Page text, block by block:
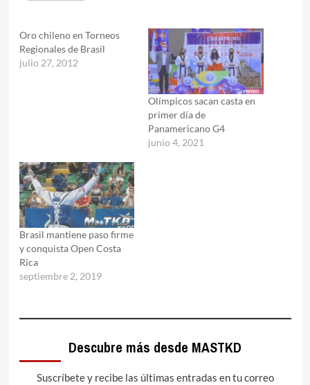
Oro chileno en Torneos
Regionales de Brasil
julio 27, 2012
Olímpicos sacan casta en
primer día de
Panamericano G4
junio 4, 2021
Brasil mantiene paso firme
y conquista Open Costa
Rica
septiembre 2, 2019
Descubre más desde MASTKD
Suscríbete y recibe las últimas entradas en tu correo